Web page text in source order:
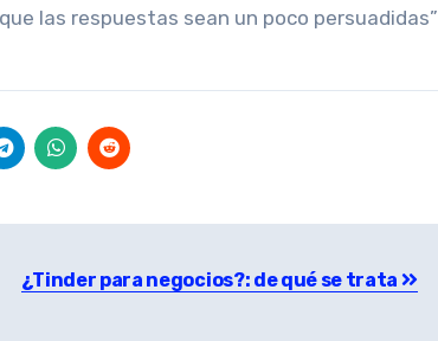
las respuestas sean un poco persuadidas”
¿Tinder para negocios?: de qué se trata